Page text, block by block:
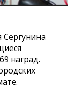
наград.